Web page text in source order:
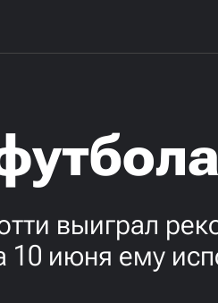
выиграл
10 июня ему